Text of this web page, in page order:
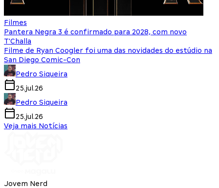
Filmes
Pantera Negra 3 é confirmado para 2028, com novo
T'Challa
Filme de Ryan Coogler foi uma das novidades do estúdio na
San Diego Comic-Con
Pedro Siqueira
25.jul.26
Pedro Siqueira
25.jul.26
Veja mais Notícias
Jovem Nerd